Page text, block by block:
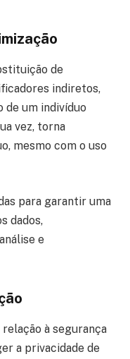
de
indiretos,
de um indivíduo
vez, torna
mesmo com o uso
para garantir uma
dados,
e
à segurança
a privacidade de